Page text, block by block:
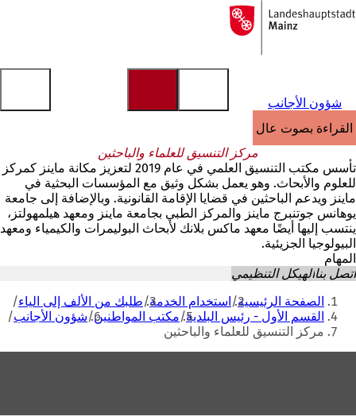
الانتقال إلى المحتوى
إلى
الصفحة
شؤون الأجانب
القراءة بصوت عالٍ
مركز التنسيق للعلماء والباحثين
تأسس مكتب التنسيق العلمي في عام 2019 لتعزيز مكانة ماينز كمركز
للعلوم والأبحاث. وهو يعمل بشكل وثيق مع المؤسسات البحثية في
ماينز ويدعم الباحثين في قضايا الإقامة القانونية. وبالإضافة إلى جامعة
يوهانس جوتنبرج ماينز والمركز الطبي بجامعة ماينز ومعهد هيلمهولتز،
ينتسب إليها أيضًا معهد ماكس بلانك لأبحاث البوليمرات والكيمياء ومعهد
البيولوجيا الجزيئية.
المهام
اتصل بناالهيكل التنظيمي
أنت
هنا
الصفحة الرئيسية استخدام الخدمة طلبك من الألف إلى الياء
القسم الأول - رئيس البلدية مكتب المواطنين شؤون الأجانب
مركز التنسيق للعلماء والباحثين